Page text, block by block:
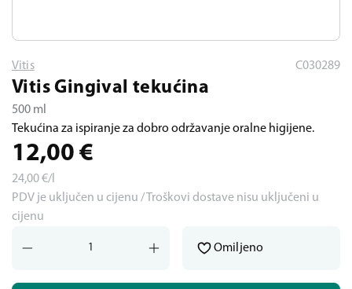
Vitis C030289
Vitis Gingival tekućina
500 ml
Tekućina za ispiranje za dobro održavanje oralne higijene.
12,00 €
24,00€/l
PDV je uključen u cijenu / Troškovi dostave nisu uključeni u
cijenu
Omiljeno